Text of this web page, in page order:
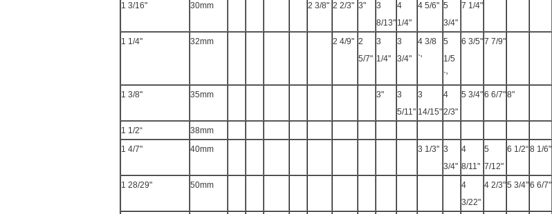
1 3/16"
30mm 2 3/8" 2 2/3" 3"
3
8/13"
4
1/4"
4 5/6" 5
3/4"
7 1/4"
1 1/4" 32mm 2 4/9" 2
5/7"
3
1/4"
3
3/4"
4 3/8
`'
5
1/5
`'
6 3/5"7 7/9"
1 3/8" 35mm 3"
3
5/11"
3
14/15"
4
2/3"
5 3/4"6 6/7"8"
1 1/2“
38mm
1 4/7"
40mm 3 1/3" 3
3/4"
4
8/11"
5
7/12"
6 1/2“8 1/6"
1 28/29" 50mm
4
3/22"
4 2/3"5 3/4"6 6/7"